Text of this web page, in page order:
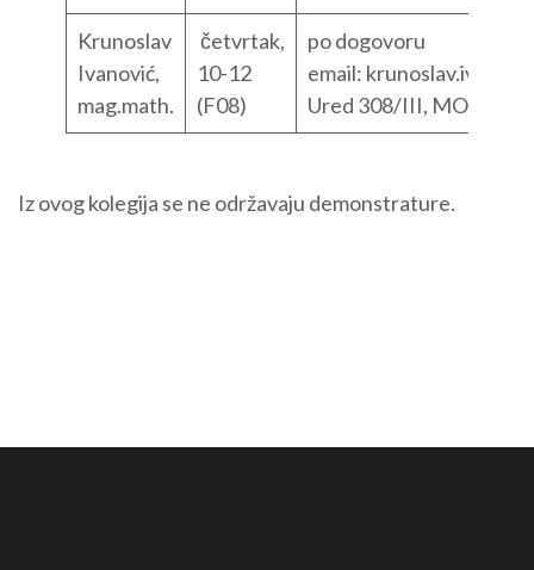
Krunoslav
Ivanović,
mag.math.
četvrtak,
10-12
(F08)
po dogovoru
email:
Ured 308/III, MO
Iz ovog kolegija se ne održavaju demonstrature.